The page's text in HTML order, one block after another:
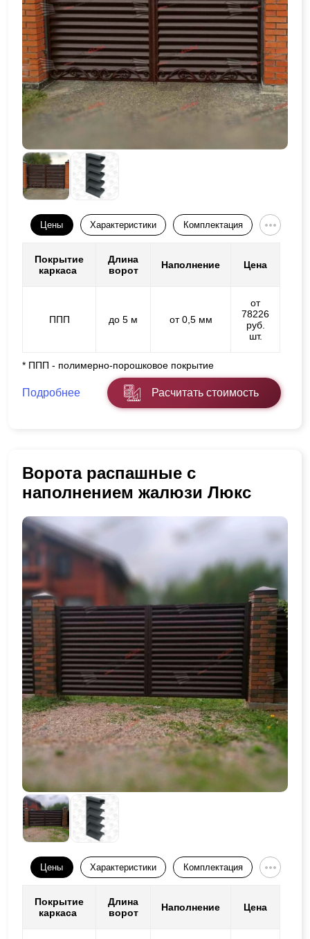
Цены Характеристики Комплектация
Покрытие
каркаса
Длина
ворот
Наполнение Цена
ППП до 5 м от 0,5 мм
от
78226
руб.
шт.
* ППП - полимерно-порошковое покрытие
Подробнее Расчитать стоимость
Ворота распашные с
наполнением жалюзи Люкс
Цены Характеристики Комплектация
Покрытие
каркаса
Длина
ворот
Наполнение Цена